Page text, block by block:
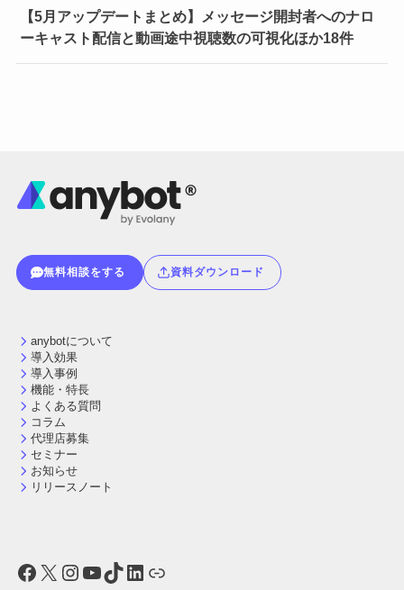
【5月アップデートまとめ】メッセージ開封者へのナロ
ーキャスト配信と動画途中視聴数の可視化ほか18件
無料相談をする 資料ダウンロード
anybotについて
導入効果
導入事例
機能・特長
よくある質問
コラム
代理店募集
セミナー
お知らせ
リリースノート
Facebook
X Instagram
YouTube
TikTok
LinkedIn
リンク